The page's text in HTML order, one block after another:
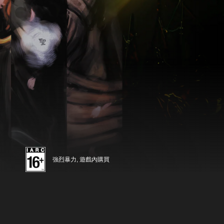
強烈暴力, 遊戲內購買